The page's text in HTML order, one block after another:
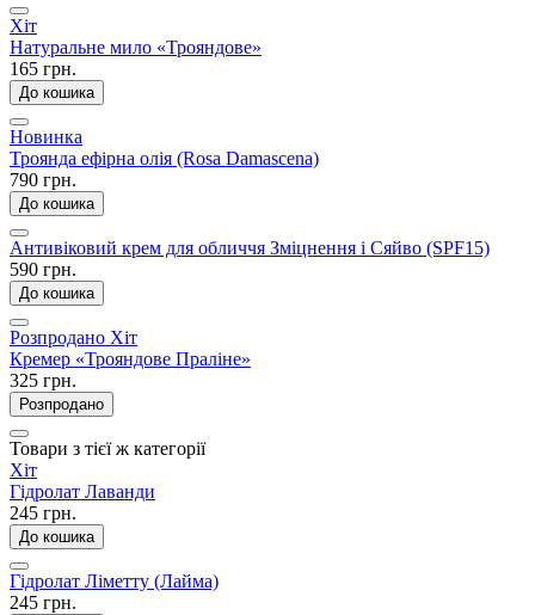
Хіт
Натуральне мило «Трояндове»
165 грн.
До кошика
Новинка
Троянда ефірна олія (Rosa Damascena)
790 грн.
До кошика
Антивіковий крем для обличчя Зміцнення і Сяйво (SPF15)
590 грн.
До кошика
Розпродано Хіт
Кремер «Трояндове Праліне»
325 грн.
Розпродано
Товари з тієї ж категорії
Хіт
Гідролат Лаванди
245 грн.
До кошика
Гідролат Ліметту (Лайма)
245 грн.